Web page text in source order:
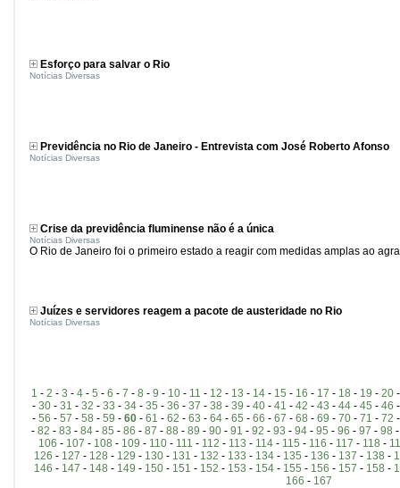
Esforço para salvar o Rio
Notícias Diversas
Previdência no Rio de Janeiro - Entrevista com José Roberto Afonso
Notícias Diversas
Crise da previdência fluminense não é a única
Notícias Diversas
O Rio de Janeiro foi o primeiro estado a reagir com medidas amplas ao
Juízes e servidores reagem a pacote de austeridade no Rio
Notícias Diversas
1 - 2 - 3 - 4 - 5 - 6 - 7 - 8 - 9 - 10 - 11 - 12 - 13 - 14 - 15 - 16 - 17 - 18 - 19 - 20
- 30- 31 - 32 - 33 - 34- 35 - 36 - 37 - 38 - 39 - 40- 41 - 42 - 43 - 44- 45 - 46
- 56 - 57 - 58 - 59 - 60- 61 - 62 - 63 - 64- 65 - 66 - 67 - 68 - 69 - 70- 71 - 72
- 82 - 83 - 84 - 85 - 86 - 87 - 88 - 89 - 90 - 91 - 92 - 93 - 94 - 95 - 96 - 97 - 98
106 - 107 - 108 - 109 - 110 - 111 - 112 - 113 - 114 - 115 - 116 - 117 - 118 -
126 - 127 - 128 - 129 - 130- 131 - 132 - 133 - 134- 135 - 136 - 137 - 138 -
146 - 147 - 148 - 149 - 150- 151 - 152 - 153 - 154- 155 - 156 - 157 - 158 -
166 - 167